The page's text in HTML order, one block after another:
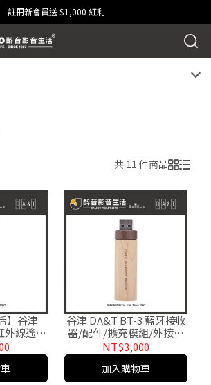
註冊新會員送 $1,000 紅利
共 11 件商品
】谷津
外線遙控
貨
谷津 DA&T BT-3 藍牙接收
器/配件/擴充模組/外接模
組.適用Q-J/Q-R/Xi-51.原
廠公司貨
NT$3,000
加入購物車